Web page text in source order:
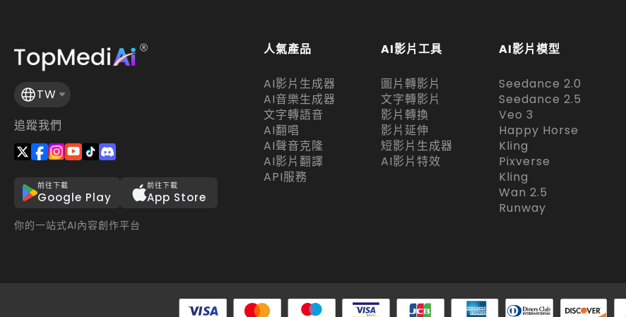
TW
追蹤我們
前往下載
Google Play
前往下載
App Store
你的一站式AI內容創作平台
人氣產品
AI影片生成器
AI音樂生成器
文字轉語音
AI翻唱
AI聲音克隆
AI影片翻譯
API服務
AI影片工具
圖片轉影片
文字轉影片
影片轉換
影片延伸
短影片生成器
AI影片特效
AI影片模型
Seedance 2.0
Seedance 2.5
Veo 3
Happy Horse
Kling
Pixverse
Kling
Wan 2.5
Runway